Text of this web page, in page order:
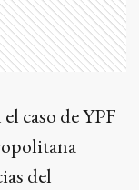
caso de YPF
del